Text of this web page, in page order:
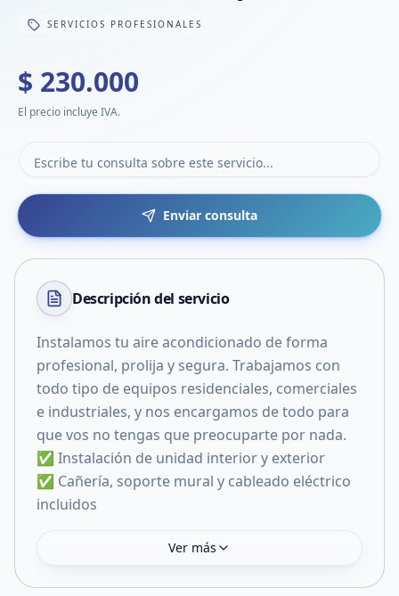
SERVICIOS PROFESIONALES
$ 230.000
El precio incluye IVA.
Enviar consulta
Descripción del servicio
Instalamos tu aire acondicionado de forma
profesional, prolija y segura. Trabajamos con
todo tipo de equipos residenciales, comerciales
e industriales, y nos encargamos de todo para
que vos no tengas que preocuparte por nada.
✅ Instalación de unidad interior y exterior
✅ Cañería, soporte mural y cableado eléctrico
incluidos
Ver más